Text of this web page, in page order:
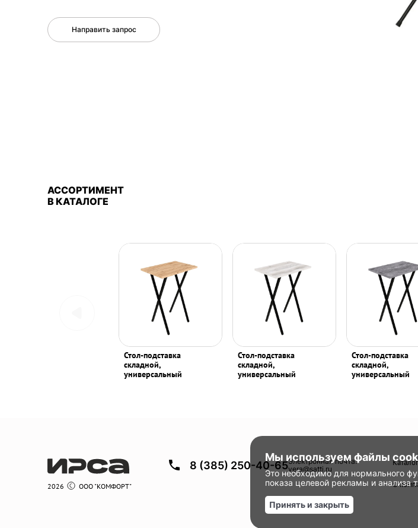
Направить запрос
АССОРТИМЕНТ
В КАТАЛОГЕ
Стол-подставка
складной,
универсальный
Стол-подставка
складной,
универсальный
Стол-подставка
складной,
универсальный
2026 ООО "КОМФОРТ"
8 (385) 250-40-65Электронная почта:
vera@satti.ru
О
Мы используем файлы
Это необходимо для нормального
показа целевой рекламы и анализа
Принять и закрыть